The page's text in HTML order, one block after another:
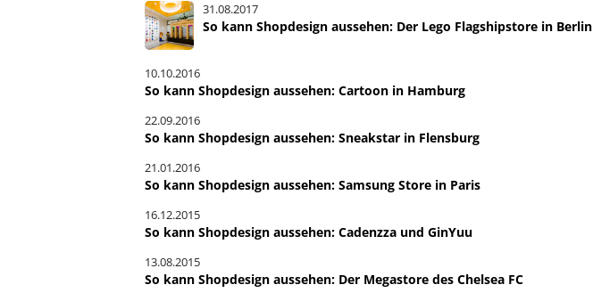
31.08.2017
So kann Shopdesign aussehen: Der Lego Flagshipstore in Berlin
10.10.2016
So kann Shopdesign aussehen: Cartoon in Hamburg
22.09.2016
So kann Shopdesign aussehen: Sneakstar in Flensburg
21.01.2016
So kann Shopdesign aussehen: Samsung Store in Paris
16.12.2015
So kann Shopdesign aussehen: Cadenzza und GinYuu
13.08.2015
So kann Shopdesign aussehen: Der Megastore des Chelsea FC